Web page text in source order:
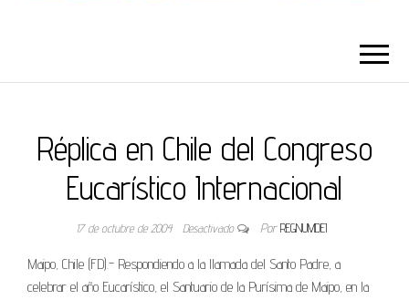
Réplica en Chile del Congreso
Eucarístico Internacional
17 de octubre de 2004 Desactivado Por REGNUMDEI
Maipo, Chile (FD).- Respondiendo a la llamada del Santo Padre, a
celebrar el año Eucarístico, el Santuario de la Purísima de Maipo, en la